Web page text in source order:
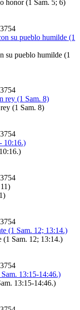
honor (1 Sam. 5; 6)
su pueblo humilde (1
su pueblo humilde (1
rey (1 Sam. 8)
(1 Sam. 8)
10:16.)
(1 Sam. 12; 13:14.)
(1 Sam. 12; 13:14.)
13:15-14:46.)
13:15-14:46.)